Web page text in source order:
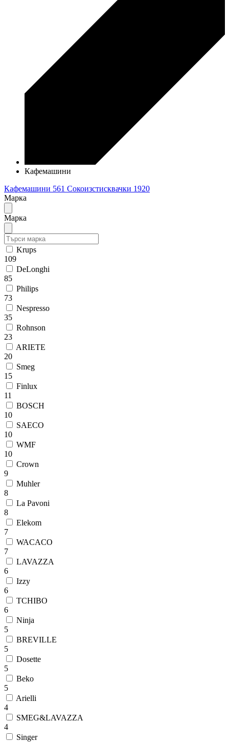
Кафемашини
Кафемашини 561 Сокоизстисквачки 1920
Марка
Марка
Krups
109
DeLonghi
85
Philips
73
Nespresso
35
Rohnson
23
ARIETE
20
Smeg
15
Finlux
11
BOSCH
10
SAECO
10
WMF
10
Crown
9
Muhler
8
La Pavoni
8
Elekom
7
WACACO
7
LAVAZZA
6
Izzy
6
TCHIBO
6
Ninja
5
BREVILLE
5
Dosette
5
Beko
5
Arielli
4
SMEG&LAVAZZA
4
Singer